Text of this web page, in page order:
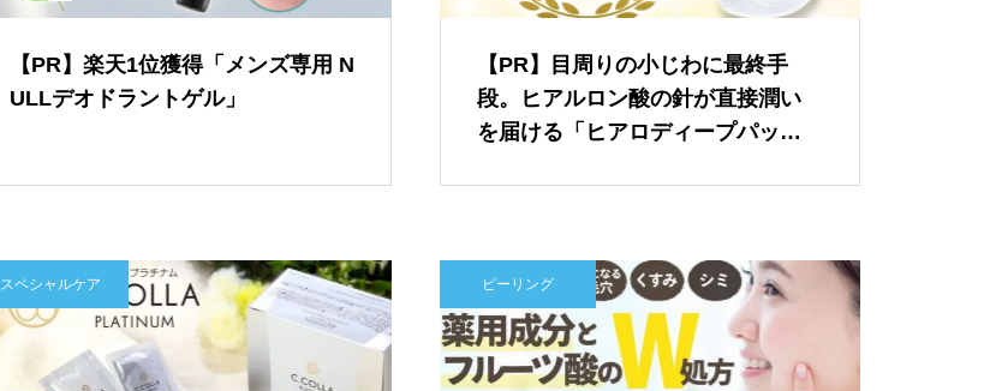
【PR】楽天1位獲得「メンズ専用 N
ULLデオドラントゲル」
【PR】目周りの小じわに最終手
段。ヒアルロン酸の針が直接潤い
を届ける「ヒアロディープパッ
スペシャルケア ピーリング